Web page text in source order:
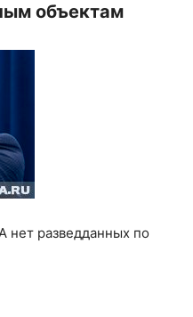
объектам
нет разведданных по